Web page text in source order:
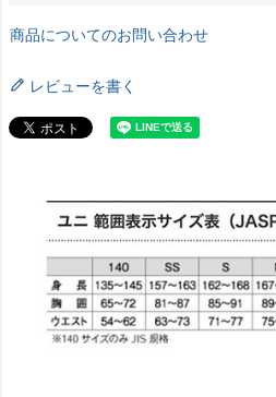
商品についてのお問い合わせ
レビューを書く